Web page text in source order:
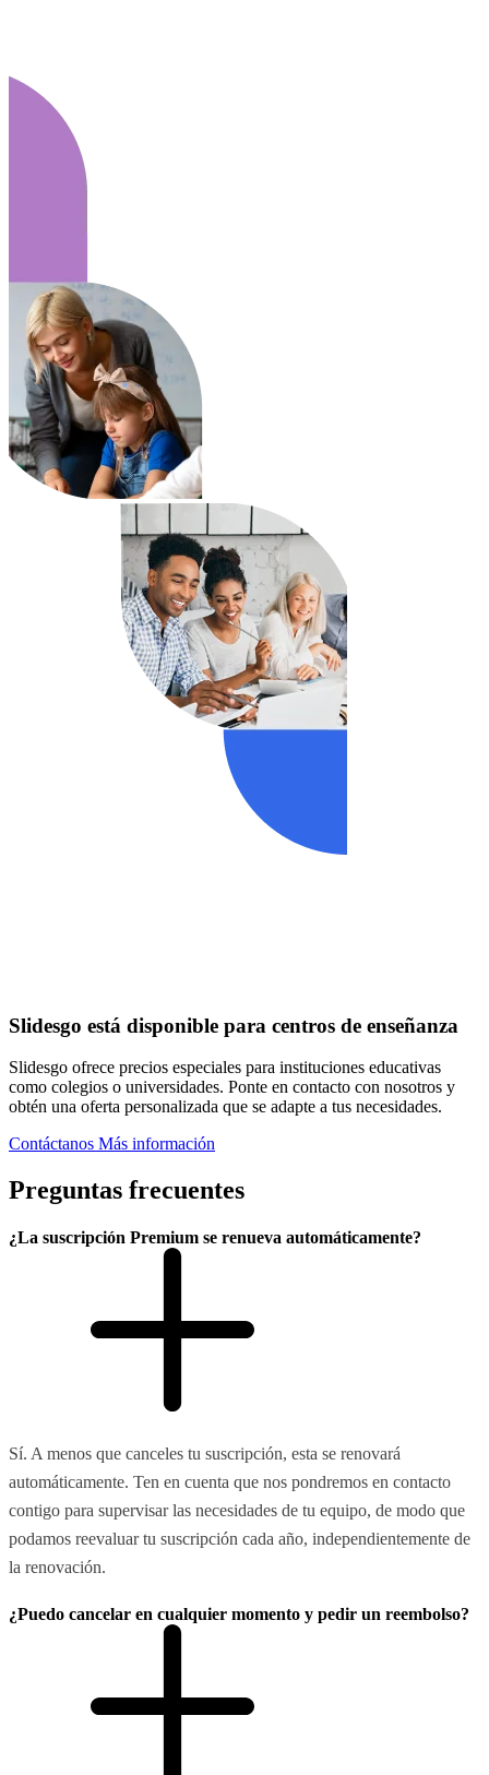
Slidesgo está disponible para centros de enseñanza
Slidesgo ofrece precios especiales para instituciones educativas
como colegios o universidades. Ponte en contacto con nosotros y
obtén una oferta personalizada que se adapte a tus necesidades.
Contáctanos Más información
Preguntas frecuentes
¿La suscripción Premium se renueva automáticamente?
Sí. A menos que canceles tu suscripción, esta se renovará
automáticamente. Ten en cuenta que nos pondremos en contacto
contigo para supervisar las necesidades de tu equipo, de modo que
podamos reevaluar tu suscripción cada año, independientemente de
la renovación.
¿Puedo cancelar en cualquier momento y pedir un reembolso?